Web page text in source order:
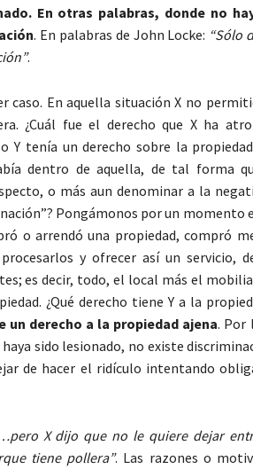
En otras palabras, donde no
. En palabras de John Locke: “Sólo
.
caso. En aquella situación X no
¿Cuál fue el derecho que X ha
Y tenía un derecho sobre la
dentro de aquella, de tal forma
o más aun denominar a la
Pongámonos por un momento
o arrendó una propiedad, compró
y ofrecer así un servicio,
es decir, todo, el local más el
¿Qué derecho tiene Y a la
un derecho a la propiedad ajena. Por
haya sido lesionado, no existe
de hacer el ridículo intentando
X dijo que no le quiere dejar
tiene pollera”. Las razones o